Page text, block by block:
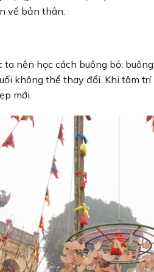
về bản thân.
ta nên học cách buông bỏ:
không thể thay đổi. Khi tâm
mới.